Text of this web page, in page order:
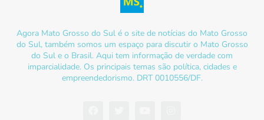
Agora Mato Grosso do Sul é o site de notícias do Mato Grosso
do Sul, também somos um espaço para discutir o Mato Grosso
do Sul e o Brasil. Aqui tem informação de verdade com
imparcialidade. Os principais temas são política, cidades e
empreendedorismo. DRT 0010556/DF.